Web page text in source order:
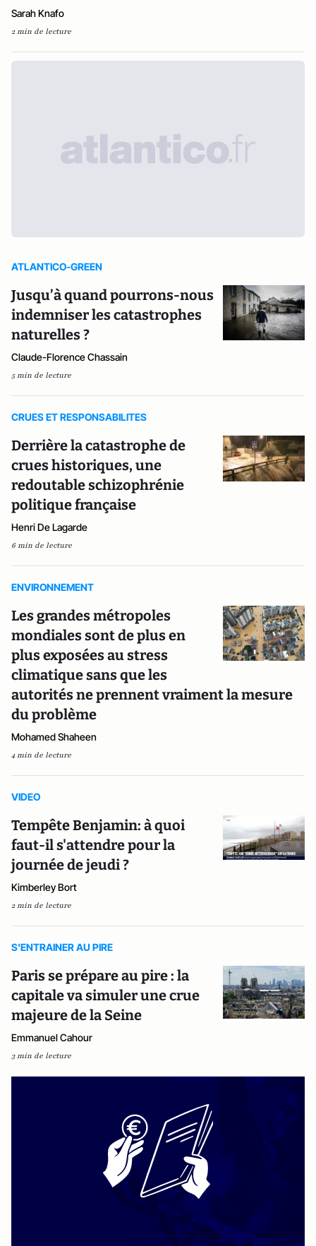
Sarah Knafo
2 min de lecture
ATLANTICO-GREEN
Jusqu’à quand pourrons-nous
indemniser les catastrophes
naturelles ?
Claude-Florence Chassain
5 min de lecture
CRUES ET RESPONSABILITES
Derrière la catastrophe de
crues historiques, une
redoutable schizophrénie
politique française
Henri De Lagarde
6 min de lecture
ENVIRONNEMENT
Les grandes métropoles
mondiales sont de plus en
plus exposées au stress
climatique sans que les
autorités ne prennent vraiment la mesure
du problème
Mohamed Shaheen
4 min de lecture
VIDEO
Tempête Benjamin: à quoi
faut-il s'attendre pour la
journée de jeudi ?
Kimberley Bort
2 min de lecture
S'ENTRAINER AU PIRE
Paris se prépare au pire : la
capitale va simuler une crue
majeure de la Seine
Emmanuel Cahour
3 min de lecture